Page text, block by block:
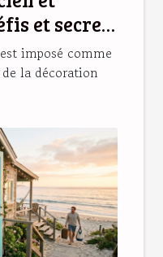
et secrets
imposé comme
de la décoration